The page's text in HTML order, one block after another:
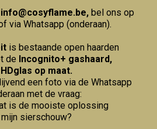
info@cosyflame.be, bel ons op
via Whatsapp (onderaan).
is bestaande open haarden
de Incognito+ gashaard,
op maat.
een foto via de Whatsapp
met de vraag:
is de mooiste oplossing
sierschouw?